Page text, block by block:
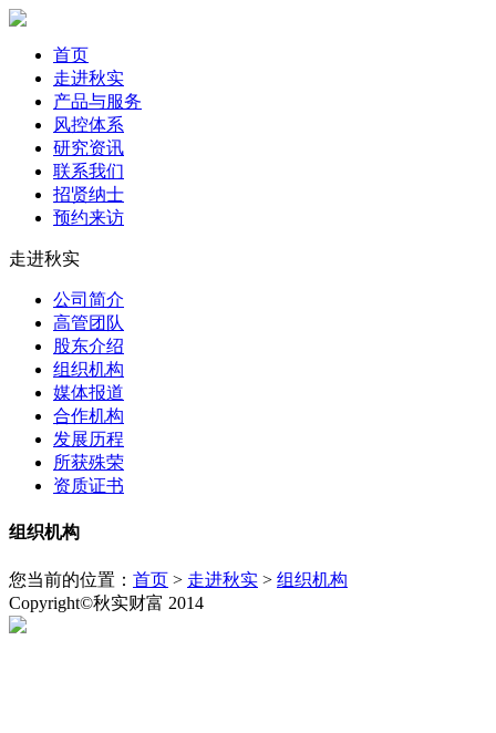
首页
走进秋实
产品与服务
风控体系
研究资讯
联系我们
招贤纳士
预约来访
走进秋实
公司简介
高管团队
股东介绍
组织机构
媒体报道
合作机构
发展历程
所获殊荣
资质证书
组织机构
您当前的位置： 首页 > 走进秋实 > 组织机构
Copyright©秋实财富 2014